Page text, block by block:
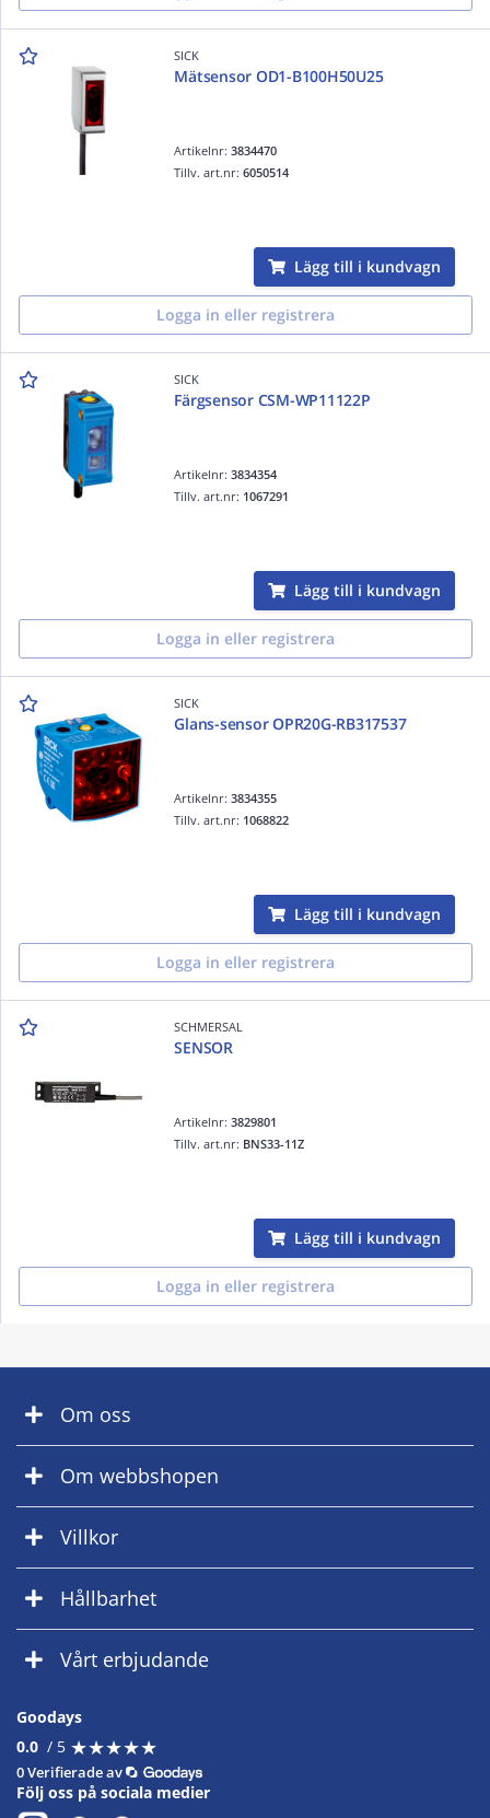
SICK
Mätsensor OD1-B100H50U25
Artikelnr:3834470
Tillv. art.nr:6050514
Lägg till i kundvagn
Logga in eller registrera
SICK
Färgsensor CSM-WP11122P
Artikelnr:3834354
Tillv. art.nr: 1067291
Lägg till i kundvagn
Logga in eller registrera
SICK
Glans-sensor OPR20G-RB317537
Artikelnr:3834355
Tillv. art.nr: 1068822
Lägg till i kundvagn
Logga in eller registrera
SCHMERSAL
SENSOR
Artikelnr:3829801
Tillv. art.nr: BNS33-11Z
Lägg till i kundvagn
Logga in eller registrera
Om oss
Om webbshopen
Villkor
Hållbarhet
Vårt erbjudande
Goodays
0.0 / 5 ★★★★★
★★★★★
0 Verifierade av
Följ oss på sociala medier